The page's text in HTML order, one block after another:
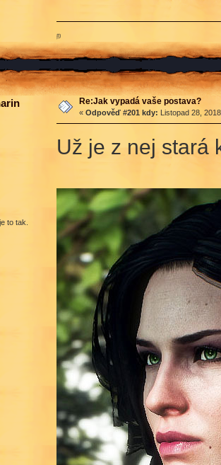
ற
to tak.
Re:Jak vypadá vaše postava?
« Odpověď #201 kdy: Listopad 28,
Už je z nej